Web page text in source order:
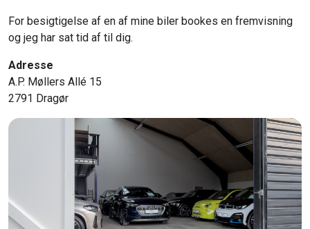
For besigtigelse af en af mine biler bookes en fremvisning
og jeg har sat tid af til dig.
Adresse
A.P. Møllers Allé 15
2791 Dragør